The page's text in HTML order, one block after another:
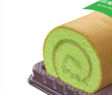
成為